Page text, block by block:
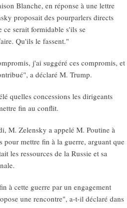
Blanche, en réponse à une lettre
proposait des pourparlers directs
ce serait formidable s'ils se
Qu'ils le fassent."
j'ai suggéré ces compromis, et
a déclaré M. Trump.
quelles concessions les dirigeants
fin au conflit.
M. Zelensky a appelé M. Poutine à
pour mettre fin à la guerre, arguant que
les ressources de la Russie et sa
à cette guerre par un engagement
une rencontre", a-t-il déclaré dans